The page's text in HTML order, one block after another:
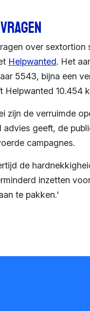
over sextortion
Helpwanted. Het
5543, bijna een
10.454
zijn de verruimde
geeft, de
campagnes.
de
inzetten
te pakken.'